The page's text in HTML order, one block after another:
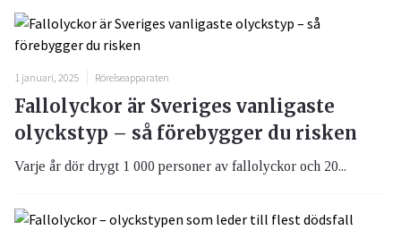
1 januari, 2025 Rörelseapparaten
Fallolyckor är Sveriges vanligaste
olyckstyp – så förebygger du risken
Varje år dör drygt 1 000 personer av fallolyckor och 20...